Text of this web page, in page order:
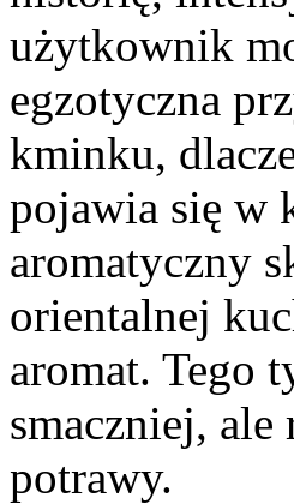
użytkownik
egzotyczna
kminku,
pojawia się w
aromatyczny
orientalnej
aromat. Tego
smaczniej, ale
potrawy.